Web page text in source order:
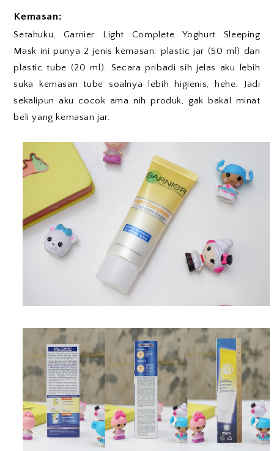
Kemasan:
Setahuku, Garnier Light Complete Yoghurt Sleeping
Mask ini punya 2 jenis kemasan: plastic jar (50 ml) dan
plastic tube (20 ml). Secara pribadi sih jelas aku lebih
suka kemasan tube soalnya lebih higienis, hehe. Jadi
sekalipun aku cocok ama nih produk, gak bakal minat
beli yang kemasan jar.